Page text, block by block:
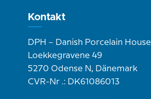
Kontakt
DPH – Danish Porcelain House
Loekkegravene 49
5270 Odense N, Dänemark
CVR-Nr .: DK61086013